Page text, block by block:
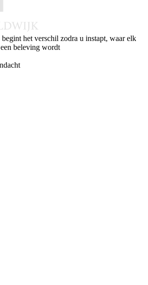
het verschil zodra u instapt, waar elk
beleving wordt